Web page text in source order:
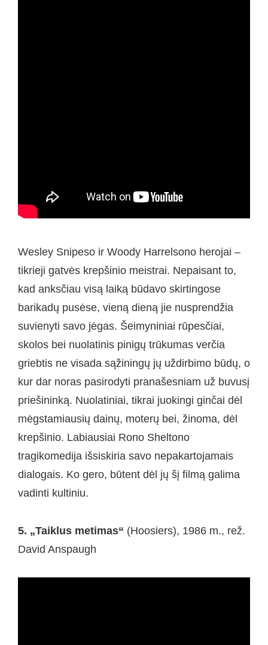
Wesley Snipeso ir Woody Harrelsono herojai –
tikrieji gatvės krepšinio meistrai. Nepaisant to,
kad anksčiau visą laiką būdavo skirtingose
barikadų pusėse, vieną dieną jie nusprendžia
suvienyti savo jėgas. Šeimyniniai rūpesčiai,
skolos bei nuolatinis pinigų trūkumas verčia
griebtis ne visada sąžiningų jų uždirbimo būdų, o
kur dar noras pasirodyti pranašesniam už buvusį
priešininką. Nuolatiniai, tikrai juokingi ginčai dėl
mėgstamiausių dainų, moterų bei, žinoma, dėl
krepšinio. Labiausiai Rono Sheltono
tragikomedija išsiskiria savo nepakartojamais
dialogais. Ko gero, būtent dėl jų šį filmą galima
vadinti kultiniu.
5. „Taiklus metimas“ (Hoosiers), 1986 m., rež.
David Anspaugh